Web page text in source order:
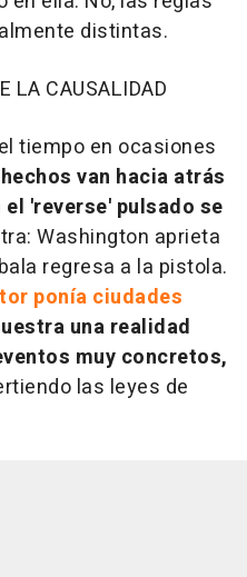
distintas.
LA CAUSALIDAD
tiempo en ocasiones
van hacia atrás
'reverse' pulsado se
Washington aprieta
regresa a la pistola.
ponía ciudades
una realidad
muy concretos,
las leyes de